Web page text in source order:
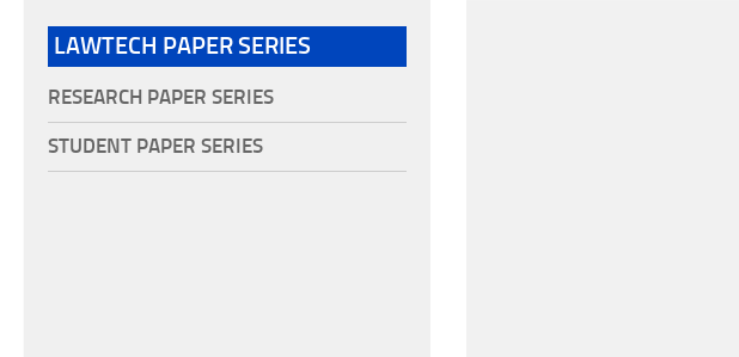
LAWTECH PAPER SERIES
RESEARCH PAPER SERIES
STUDENT PAPER SERIES